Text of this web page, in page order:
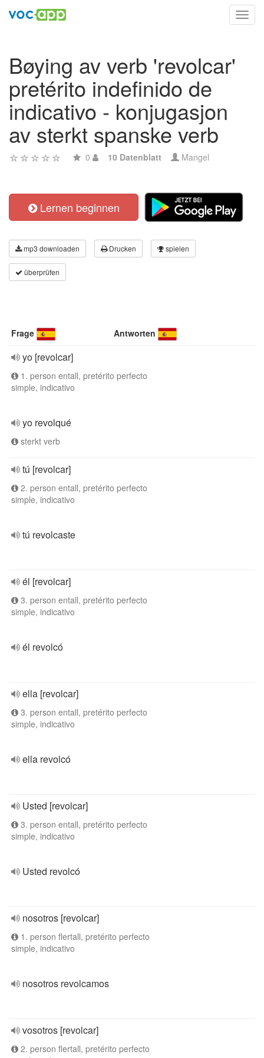
Bøying av verb 'revolcar'
pretérito indefinido de
indicativo - konjugasjon
av sterkt spanske verb
0 10 Datenblatt Mangel
Lernen beginnen
mp3 downloaden Drucken spielen
überprüfen
Frage Antworten
yo [revolcar]
1. person entall, pretérito perfecto
simple, indicativo
yo revolqué
sterkt verb
tú [revolcar]
2. person entall, pretérito perfecto
simple, indicativo
tú revolcaste
él [revolcar]
3. person entall, pretérito perfecto
simple, indicativo
él revolcó
ella [revolcar]
3. person entall, pretérito perfecto
simple, indicativo
ella revolcó
Usted [revolcar]
3. person entall, pretérito perfecto
simple, indicativo
Usted revolcó
nosotros [revolcar]
1. person flertall, pretérito perfecto
simple, indicativo
nosotros revolcamos
vosotros [revolcar]
2. person flertall, pretérito perfecto